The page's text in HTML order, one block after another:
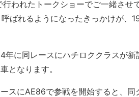
われたトークショーでご一緒させ
ばれるようになったきっかけが、
に同レースにハチロククラスが新
となります。
スにAE86で参戦を開始すると、同